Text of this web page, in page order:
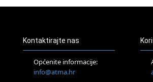
Tečaj Višeg Vodstva, razvijanja intuicije i
25.08.
Upisi u program Profesionalni
generacija kreće 25.08. 2026.
Kontaktirajte nas
Općenite informacije:
info@atma.hr